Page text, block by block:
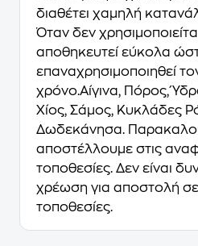
διαθέτει χαμηλή
Όταν δεν
αποθηκευτεί εύκολα
επαναχρησιμοποιηθεί
χρόνο.Αίγινα, Πόρος,
Χίος, Σάμος, Κυκλάδες
Δωδεκάνησα.
αποστέλλουμε στις
τοποθεσίες. Δεν είναι
χρέωση για αποστολή σε
τοποθεσίες.